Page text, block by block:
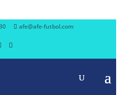
afe@afe-futbol.com